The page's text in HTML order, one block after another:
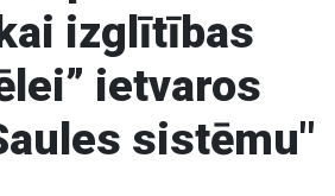
izglītības
ietvaros
sistēmu"